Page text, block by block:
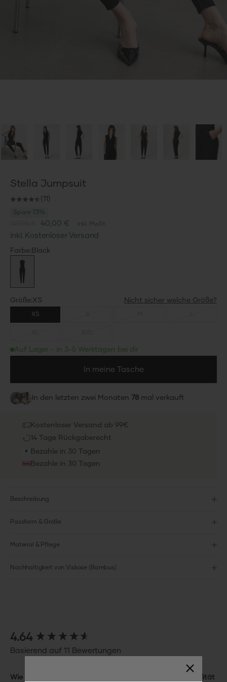
Stella Jumpsuit
(11)
Spare 73%
Angebot40,00 €
inkl. Kostenloser Versand
Color
Farbe: Black
Black
Size
Größe:XS
XS
Auf Lager - in 3-5 Werktagen bei dir
In meine Tasche
In den letzten zwei Monaten 78mal verkauft
Kostenloser Versand ab 99€
14 Tage Rückgaberecht
Bezahle in 30 Tagen
Bezahle in 30 Tagen
Beschreibung
Passform & Größe
Material & Pflege
Nachhaltigkeit von Viskose (Bambus)
4.64
Basierend auf 11 Bewertungen
Wie war die Passform des
Wie würdest du die Qualität
New content loaded